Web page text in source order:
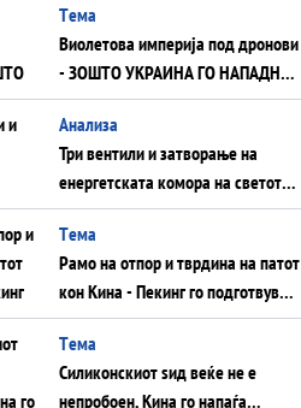
Tема
Виолетова империја под дронови
- ЗОШТО УКРАИНА ГО НАПАДНА
РУСКИОТ WILDBERRIES
Aнализа
Три вентили и затворање на
енергетската комора на светот:
Нападот во Суец најавува
глобален енергетски инфаркт?
Tема
Рамо на отпор и тврдина на патот
кон Кина - Пекинг го подготвува
Иран за американска копнена
инвазија
Tема
Силиконскиот ѕид веќе не е
непробоен, Кина го напаѓа